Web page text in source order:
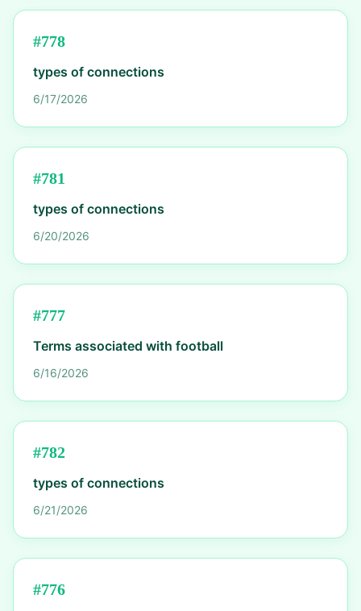
#778
types of connections
6/17/2026
#781
types of connections
6/20/2026
#777
Terms associated with football
6/16/2026
#782
types of connections
6/21/2026
#776